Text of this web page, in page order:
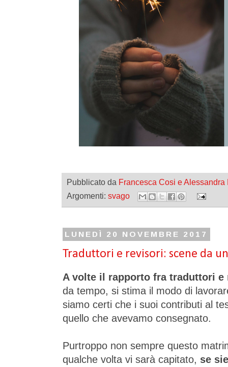
Pubblicato da Francesca Cosi e Alessandra
Argomenti: svago
LUNEDÌ 20 NOVEMBRE 2017
Traduttori e revisori: scene da
A volte il rapporto fra traduttori
da tempo, si stima il modo di
siamo certi che i suoi contributi al
quello che avevamo consegnato.
Purtroppo non sempre questo
qualche volta vi sarà capitato, se